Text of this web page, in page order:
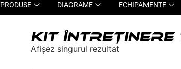
PRODUSE DIAGRAME ECHIPAMENTE
KIT
Afișez singurul rezultat